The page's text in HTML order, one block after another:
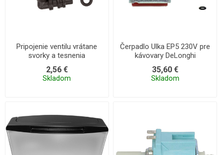
Pripojenie ventilu vrátane
svorky a tesnenia
2,56 €
Skladom
Čerpadlo Ulka EP5 230V pre
kávovary DeLonghi
35,60 €
Skladom